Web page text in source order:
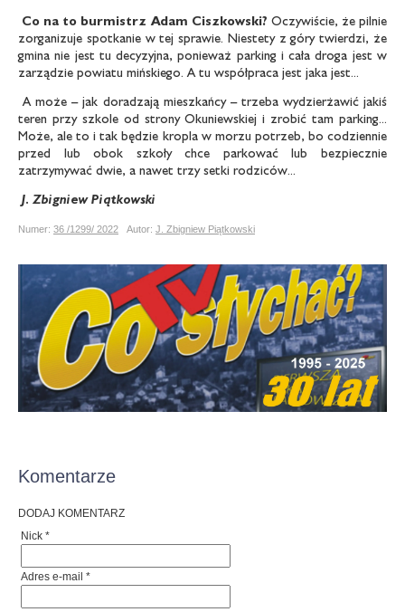
Co na to burmistrz Adam Ciszkowski? Oczywiście, że pilnie
zorganizuje spotkanie w tej sprawie. Niestety z góry twierdzi, że
gmina nie jest tu decyzyjna, ponieważ parking i cała droga jest w
zarządzie powiatu mińskiego. A tu współpraca jest jaka jest...
A może – jak doradzają mieszkańcy – trzeba wydzierżawić jakiś
teren przy szkole od strony Okuniewskiej i zrobić tam parking...
Może, ale to i tak będzie kropla w morzu potrzeb, bo codziennie
przed lub obok szkoły chce parkować lub bezpiecznie
zatrzymywać dwie, a nawet trzy setki rodziców...
J. Zbigniew Piątkowski
Numer: 36 /1299/ 2022 Autor: J. Zbigniew Piątkowski
Komentarze
DODAJ KOMENTARZ
Nick *
Adres e-mail *